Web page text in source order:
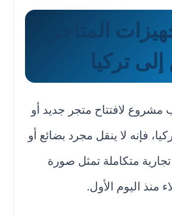
المتاجر
تركيا
لافتتاح متجر جديد أو
فإنه لا ينقل مجرد بضائع أو
متكاملة تمثل صورة
منذ اليوم الأول.